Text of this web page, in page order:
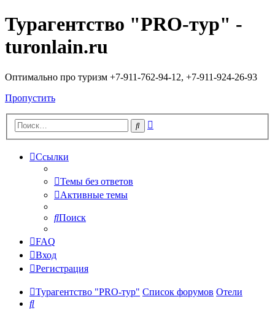
Турагентство "PRO-тур" -
turonlain.ru
Оптимально про туризм +7-911-762-94-12, +7-911-924-26-93
Пропустить
Поиск
Ссылки
Темы без ответов
Активные темы
Поиск
FAQ
Вход
Регистрация
Турагентство "PRO-тур" Список форумов Отели
Поиск